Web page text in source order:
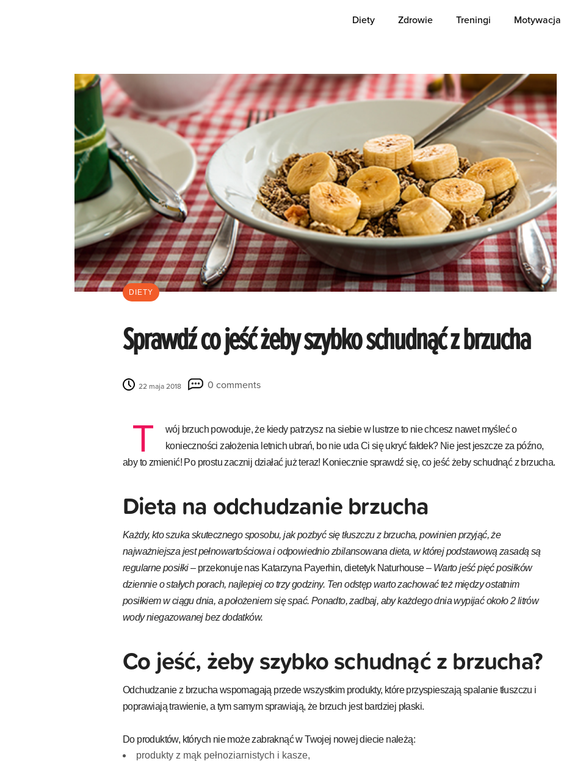
Diety Zdrowie Treningi Motywacja
DIETY
Sprawdź co jeść żeby szybko schudnąć z brzucha
22 maja 2018 0 comments
T
wój brzuch powoduje, że kiedy patrzysz na siebie w lustrze to nie chcesz nawet myśleć o
konieczności założenia letnich ubrań, bo nie uda Ci się ukryć fałdek? Nie jest jeszcze za późno,
aby to zmienić! Po prostu zacznij działać już teraz! Koniecznie sprawdź się, co jeść żeby schudnąć z brzucha.
Dieta na odchudzanie brzucha
Każdy, kto szuka skutecznego sposobu, jak pozbyć się tłuszczu z brzucha, powinien przyjąć, że
najważniejsza jest pełnowartościowa i odpowiednio zbilansowana dieta, w której podstawową zasadą są
regularne posiłki– przekonuje nas Katarzyna Payerhin, dietetyk Naturhouse – Warto jeść pięć posiłków
dziennie o stałych porach, najlepiej co trzy godziny. Ten odstęp warto zachować też między ostatnim
posiłkiem w ciągu dnia, a położeniem się spać. Ponadto, zadbaj, aby każdego dnia wypijać około 2 litrów
wody niegazowanej bez dodatków.
Co jeść, żeby szybko schudnąć z brzucha?
Odchudzanie z brzucha wspomagają przede wszystkim produkty, które przyspieszają spalanie tłuszczu i
poprawiają trawienie, a tym samym sprawiają, że brzuch jest bardziej płaski.
Do produktów, których nie może zabraknąć w Twojej nowej diecie należą:
produkty z mąk pełnoziarnistych i kasze,